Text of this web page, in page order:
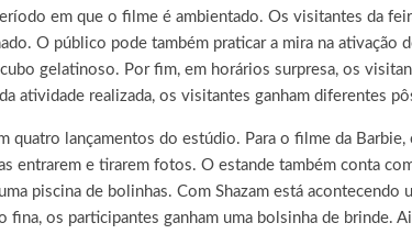
em que o filme é ambientado. Os visitantes da
O público pode também praticar a mira na
gelatinoso. Por fim, em horários surpresa, os
atividade realizada, os visitantes ganham diferentes
quatro lançamentos do estúdio. Para o filme da
entrarem e tirarem fotos. O estande também conta
piscina de bolinhas. Com Shazam está
os participantes ganham uma bolsinha de brinde.